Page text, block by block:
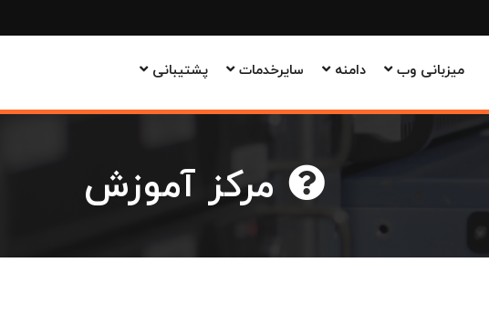
پشتیبانی سایرخدمات دامنه میزبانی وب